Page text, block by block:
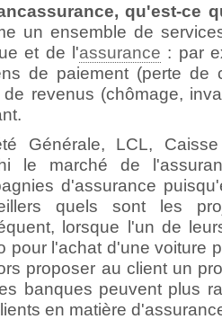
qu'est-ce
un ensemble de
et de l'assurance : par
de paiement (perte de
de revenus (chômage,
Générale, LCL,
le marché de
d'assurance
quels sont les
lorsque l'un de
pour l'achat d'une voiture
proposer au client un
banques peuvent plus
en matière